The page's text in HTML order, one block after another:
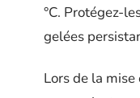
°C. Protégez-
gelées
Lors de la